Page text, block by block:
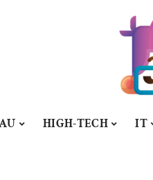
HIGH-TECH IT